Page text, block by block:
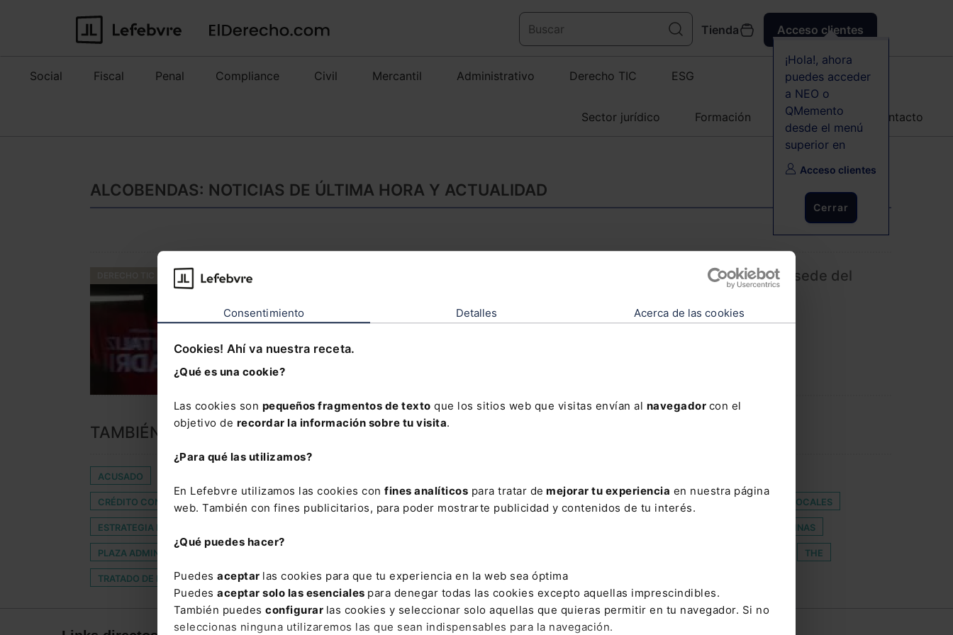
Consentimiento Detalles Acerca de las cookies
Cookies! Ahí va nuestra receta.
¿Qué es una cookie?
Las cookies son pequeños fragmentos de texto que los sitios web que visitas envían al navegador con el
objetivo de recordar la información sobre tu visita.
¿Para qué las utilizamos?
En Lefebvre utilizamos las cookies con fines analíticos para tratar de mejorar tu experiencia en nuestra página
web. También con fines publicitarios, para poder mostrarte publicidad y contenidos de tu interés.
¿Qué puedes hacer?
Puedes aceptar las cookies para que tu experiencia en la web sea óptima
Puedes aceptar solo las esenciales para denegar todas las cookies excepto aquellas imprescindibles.
También puedes configurar las cookies y seleccionar solo aquellas que quieras permitir en tu navegador. Si no
seleccionas ninguna utilizaremos las que sean indispensables para la navegación.
Tienda Acceso clientes
¡Hola!, ahora
puedes acceder
a NEO o
QMemento
desde el menú
superior en
Acceso clientes
Cerrar
Social Fiscal Penal Compliance Civil Mercantil Administrativo Derecho TIC ESG
Sector jurídico Formación Agenda Contacto
ALCOBENDAS: NOTICIAS DE ÚLTIMA HORA Y ACTUALIDAD
La Comunidad de Madrid se postula como sede del
Centro Nacional de Ciberseguridad
TAMBIÉN TE PUEDE INTERESAR
ACUSADO
CRÉDITO CONCURSAL CUOTA DELITO DE VIOLACION DERECHO FISCAL DGRN DIRECTIVA 104/2014 EMBARAZO ENTIDADES LOCALES
ESTRATEGIA NACIONAL DE INDUSTRIA CONECTADA 4.0 OFICINAS
PLAZA ADMINISTRATIVA THE
TRATADO DE MEDELLÍN